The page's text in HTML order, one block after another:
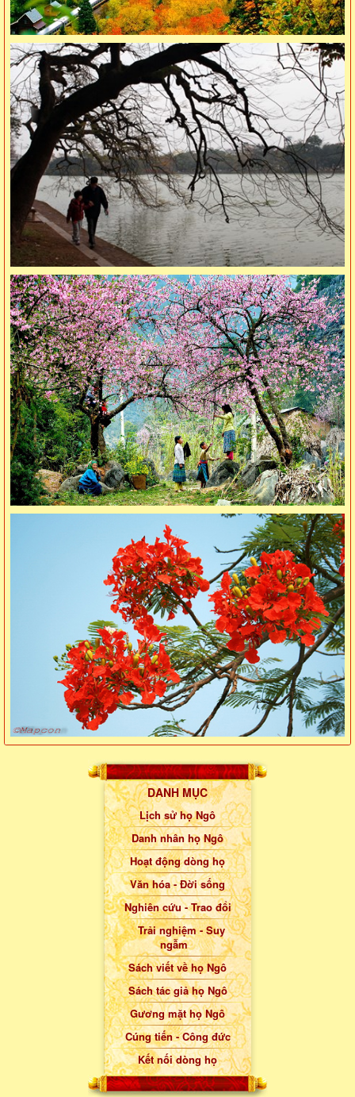
DANH MỤC
Lịch sử họ Ngô
Danh nhân họ Ngô
Hoạt động dòng họ
Văn hóa - Đời sống
Nghiên cứu - Trao đổi
Trải nghiệm - Suy
ngẫm
Sách viết về họ Ngô
Sách tác giả họ Ngô
Gương mặt họ Ngô
Cúng tiến - Công đức
Kết nối dòng họ